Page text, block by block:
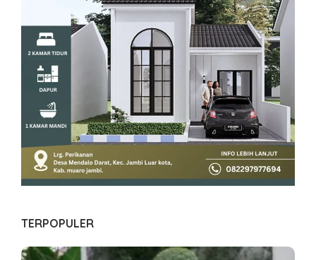
TERPOPULER